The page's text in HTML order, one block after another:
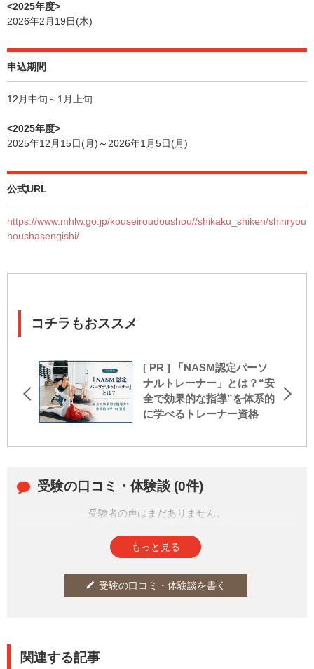
<2025年度>
2026年2月19日(木)
申込期間
12月中旬～1月上旬
<2025年度>
2025年12月15日(月)～2026年1月5日(月)
公式URL
https://www.mhlw.go.jp/kouseiroudoushou//shikaku_shiken/shinryou
houshasengishi/
コチラもおススメ
[ PR ] 「NASM認定パーソ
ナルトレーナー」とは？“安
全で効果的な指導”を体系的
に学べるトレーナー資格
受験の口コミ・体験談 (0件)
受験者の声はまだありません。
もっと見る
edit 受験の口コミ・体験談を書く
関連する記事